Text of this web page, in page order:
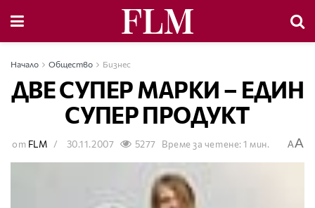
Начало Общество Бизнес
ДВЕ СУПЕР МАРКИ – ЕДИН
СУПЕР ПРОДУКТ
от FLM 30.11.2007 5277 Време за четене: 1 мин. AA